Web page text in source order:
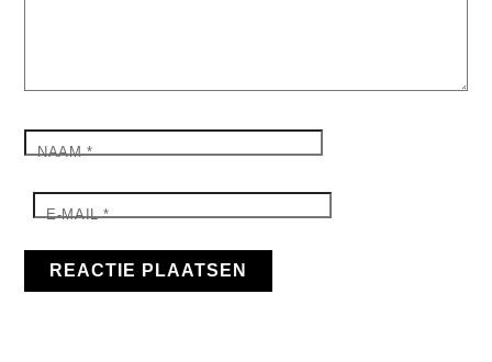
NAAM*
E-MAIL*